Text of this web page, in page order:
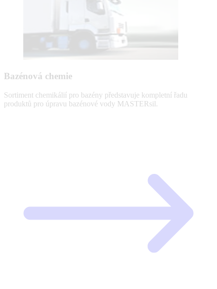
Bazénová chemie
Sortiment chemikálií pro bazény představuje kompletní řadu
produktů pro úpravu bazénové vody MASTERsil.